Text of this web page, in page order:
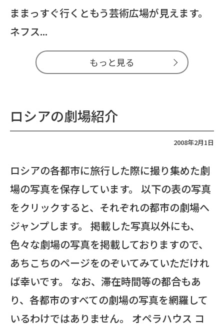
ままっすぐ行くともう芸術広場が見えます。
ネフス...
もっと見る
ロシアの劇場紹介
2008年2月1日
ロシアの各都市に旅行した際に撮り集めた劇
場の写真を保存しています。 以下の表の写真
をクリックすると、それぞれの都市の劇場へ
ジャンプします。 掲載した写真以外にも、
色々な劇場の写真を掲載しておりますので、
あちこちのページをのぞいてみていただけれ
ば幸いです。 なお、滞在時間等の都合もあ
り、各都市のすべての劇場の写真を網羅して
いるわけではありません。 オペラハウス コ